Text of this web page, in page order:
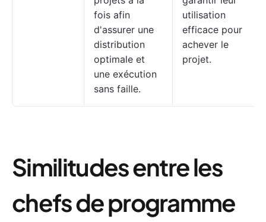
fois afin
d'assurer une
distribution
optimale et
une exécution
sans faille.
utilisation
efficace pour
achever le
projet.
Similitudes entre les
chefs de programme